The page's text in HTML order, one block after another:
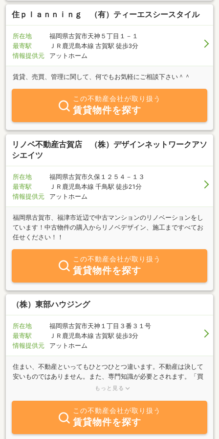
住ｐｌａｎｎｉｎｇ （有）ティーエスシースタイル
所在地
福岡県古賀市天神５丁目１－１
最寄駅
ＪＲ鹿児島本線 古賀駅 徒歩3分
情報提供元
アットホーム
賃貸、売買、管理に関して、何でもお気軽にご相談下さい＾＾
この不動産会社が取り扱う
賃貸物件を探す
リノベ不動産古賀店 （株）デザインネットワークアソ
シエイツ
所在地
福岡県古賀市久保１２５４－１３
最寄駅
ＪＲ鹿児島本線 千鳥駅 徒歩21分
情報提供元
アットホーム
福岡県古賀市、福津市近辺で中古マンションのリノベーションをし
ています！中古物件の購入からリノベデザイン、施工まですべてお
任せください！！
この不動産会社が取り扱う
賃貸物件を探す
（株）東部ハウジング
所在地
福岡県古賀市天神１丁目３番３１号
最寄駅
ＪＲ鹿児島本線 古賀駅 徒歩3分
情報提供元
アットホーム
住まい、不動産といってもひとつひとつ違います。不動産は決して
安いものではありません。また、専門知識が必要とされます。「買
いたい」「売りたい」そう望まれるお客様の不安を解消し一人一人
ハウジングは不動産のプロとして、最高のパートナーを目指しま
す。不動産に関する事はお気軽にお問い合わせ下さい。
もっと見る
この不動産会社が取り扱う
賃貸物件を探す